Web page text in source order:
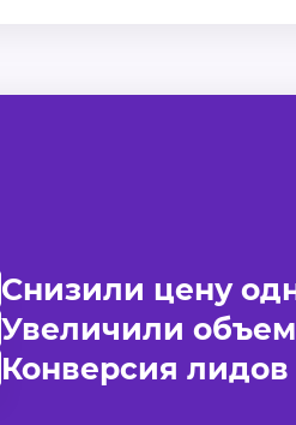
Снизили цену
Увеличили объем
Конверсия лидов